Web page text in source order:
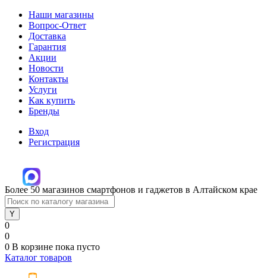
Наши магазины
Вопрос-Ответ
Доставка
Гарантия
Акции
Новости
Контакты
Услуги
Как купить
Бренды
Вход
Регистрация
Более 50 магазинов смартфонов и гаджетов в Алтайском крае
0
0
0 В корзине пока пусто
Каталог товаров